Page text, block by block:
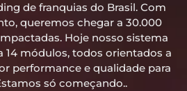
de franquias do Brasil. Com
queremos chegar a 30.000
Hoje nosso sistema
14 módulos, todos orientados a
performance e qualidade para
só começando..